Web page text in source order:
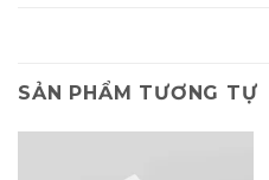
SẢN PHẨM TƯƠNG TỰ